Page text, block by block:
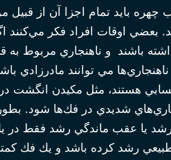
چهره بايد تمام اجزا آن از قبيل
بعضي اوقات افراد فكر
باشند و ناهنجاري مربوط
مي توانند مادرزادي
هستند، مثل مكيدن
شديدي در فك‌ها شود.
رشد يا عقب ماندگي رشد فقط در
رشد كرده باشد و يك فك